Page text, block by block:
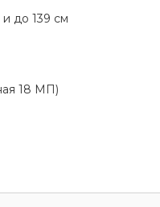
и до 139 см
18 МП)